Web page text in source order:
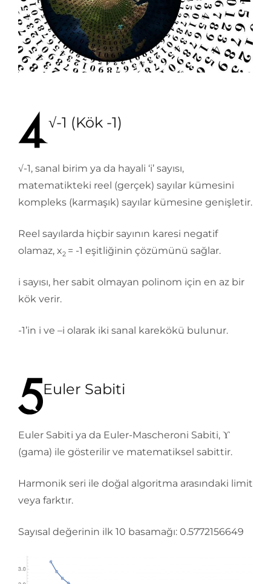
√-1 (Kök -1)
√-1, sanal birim ya da hayali ‘i’ sayısı,
matematikteki reel (gerçek) sayılar kümesini
kompleks (karmaşık) sayılar kümesine genişletir.
Reel sayılarda hiçbir sayının karesi negatif
olamaz, x2 = -1 eşitliğinin çözümünü sağlar.
i sayısı, her sabit olmayan polinom için en az bir
kök verir.
-1’in i ve –i olarak iki sanal karekökü bulunur.
Euler Sabiti
Euler Sabiti ya da Euler-Mascheroni Sabiti, ϒ
(gama) ile gösterilir ve matematiksel sabittir.
Harmonik seri ile doğal algoritma arasındaki limit
veya farktır.
Sayısal değerinin ilk 10 basamağı: 0.5772156649